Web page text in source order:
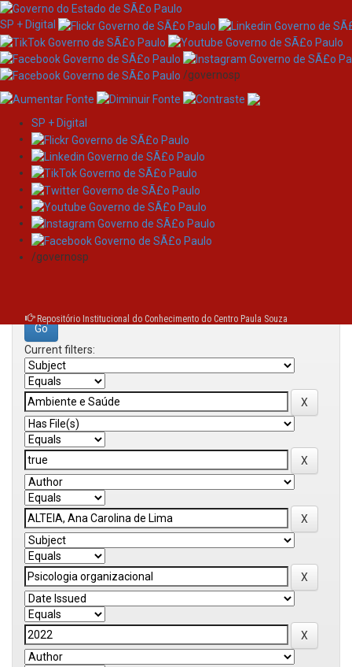
Skip
navigation
SP + Digital
/governosp
SP + Digital
/governosp
Repositório Institucional do Conhecimento do Centro Paula Souza
Search
Search:
Current filters: